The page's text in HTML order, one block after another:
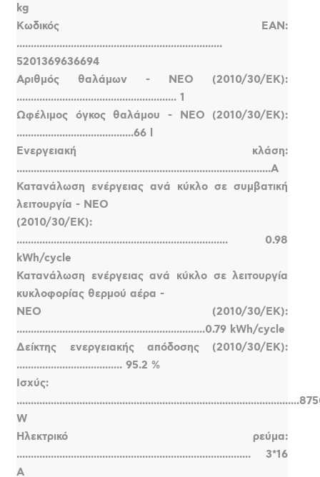
kg
Κωδικός EAN:
........................................................................
5201369636694
Αριθμός θαλάμων - ΝΕΟ (2010/30/ΕΚ):
........................................................ 1
Ωφέλιμος όγκος θαλάμου - ΝΕΟ (2010/30/ΕΚ):
.........................................66 l
Ενεργειακή κλάση:
.........................................................................................A
Κατανάλωση ενέργειας ανά κύκλο σε συμβατική
λειτουργία - ΝΕΟ
(2010/30/ΕΚ):
.......................................................................... 0.98
kWh/cycle
Κατανάλωση ενέργειας ανά κύκλο σε λειτουργία
κυκλοφορίας θερμού αέρα -
NEO (2010/30/EK):
..................................................................0.79 kWh/cycle
Δείκτης ενεργειακής απόδοσης (2010/30/ΕΚ):
..................................... 95.2 %
Ισχύς:
W
Ηλεκτρικό ρεύμα:
.................................................................................. 3*16
A